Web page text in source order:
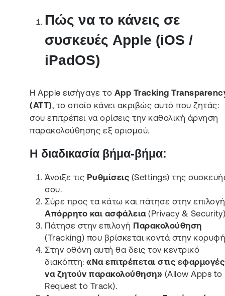
Πώς να το κάνεις σε
συσκευές Apple (iOS /
iPadOS)
Η Apple εισήγαγε το App Tracking
(ATT), το οποίο κάνει ακριβώς αυτό που ζητάς:
σου επιτρέπει να ορίσεις την καθολική άρνηση
παρακολούθησης εξ ορισμού.
Η διαδικασία βήμα-βήμα:
Άνοιξε τις Ρυθμίσεις (Settings) της
σου.
Σύρε προς τα κάτω και πάτησε στην επιλογή
Απόρρητο και ασφάλεια(Privacy &
Πάτησε στην επιλογή Παρακολούθηση
(Tracking) που βρίσκεται κοντά στην
Στην οθόνη αυτή θα δεις τον κεντρικό
διακόπτη:«Να επιτρέπεται στις εφαρμογές
να ζητούν παρακολούθηση» (Allow Apps to
Request to Track).